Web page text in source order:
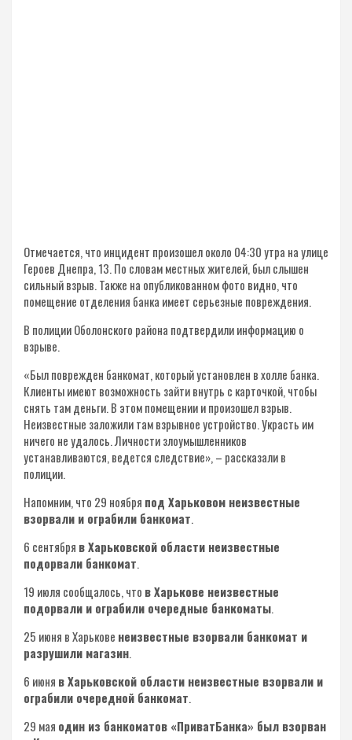
Отмечается, что инцидент произошел около 04:30 утра на улице
Героев Днепра, 13. По словам местных жителей, был слышен
сильный взрыв. Также на опубликованном фото видно, что
помещение отделения банка имеет серьезные повреждения.
В полиции Оболонского района подтвердили информацию о
взрыве.
«Был поврежден банкомат, который установлен в холле банка.
Клиенты имеют возможность зайти внутрь с карточкой, чтобы
снять там деньги. В этом помещении и произошел взрыв.
Неизвестные заложили там взрывное устройство. Украсть им
ничего не удалось. Личности злоумышленников
устанавливаются, ведется следствие», – рассказали в
полиции.
Напомним, что 29 ноября под Харьковом неизвестные
взорвали и ограбили банкомат.
6 сентября в Харьковской области неизвестные
подорвали банкомат.
19 июля сообщалось, что в Харькове неизвестные
подорвали и ограбили очередные банкоматы.
25 июня в Харькове неизвестные взорвали банкомат и
разрушили магазин.
6 июня в Харьковской области неизвестные взорвали и
ограбили очередной банкомат.
29 мая один из банкоматов «ПриватБанка» был взорван